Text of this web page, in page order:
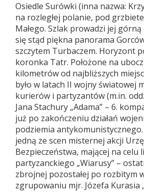
Osiedle Surówki (inna nazwa:
na rozległej polanie, pod
Małego. Szlak prowadzi jej górną
się stąd piękna panorama
szczytem Turbaczem. Horyzont
koronka Tatr. Położone na
kilometrów od najbliższych
było w latach II wojny światowej
kurierów i partyzantów (m.in.
Jana Stachury „Adama” – 6.
już po zakończeniu działań
podziemia antykomunistycznego.
jedną ze scen misternej akcji
Bezpieczeństwa, mającej na celu
partyzanckiego „Wiarusy” –
zbrojnej pozostałej po rozbitym
zgrupowaniu mjr. Józefa Kurasia